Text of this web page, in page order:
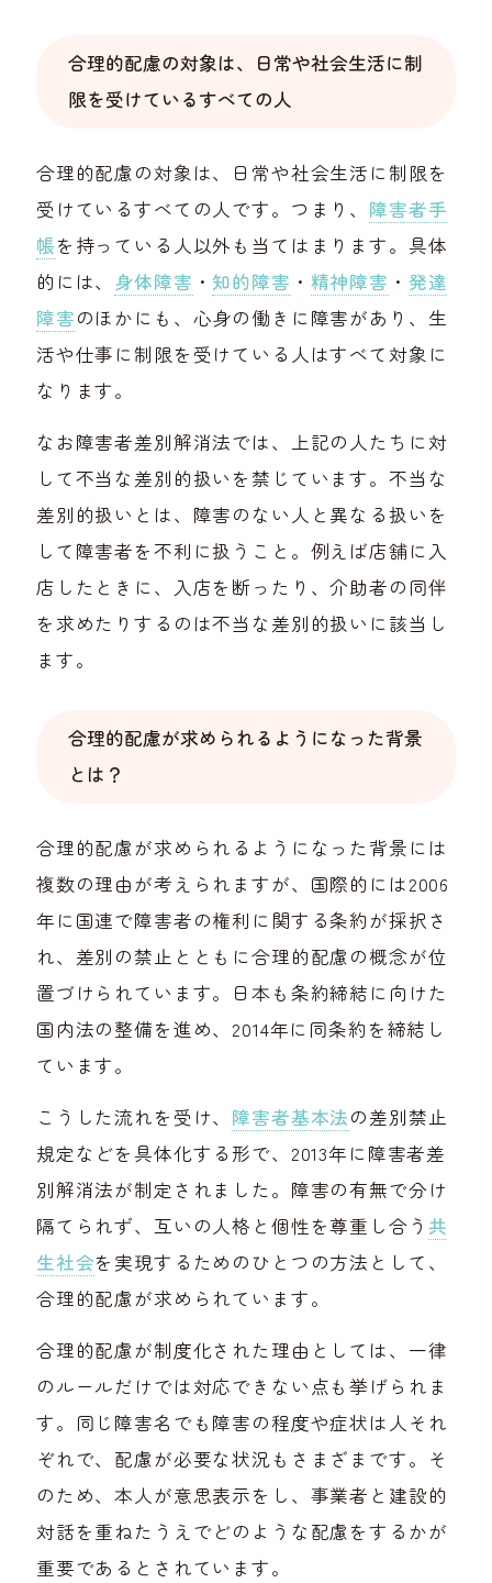
合理的配慮の対象は、日常や社会生活に制
限を受けているすべての人
合理的配慮の対象は、日常や社会生活に制限を
受けているすべての人です。つまり、 障害者手
帳を持っている人以外も当てはまります。具体
的には、 身体障害 ・知的障害 ・ 精神障害 ・ 発達
障害のほかにも、心身の働きに障害があり、生
活や仕事に制限を受けている人はすべて対象に
なります。
なお障害者差別解消法では、上記の人たちに対
して不当な差別的扱いを禁じています。不当な
差別的扱いとは、障害のない人と異なる扱いを
して障害者を不利に扱うこと。例えば店舗に入
店したときに、入店を断ったり、介助者の同伴
を求めたりするのは不当な差別的扱いに該当し
ます。
合理的配慮が求められるようになった背景
とは？
合理的配慮が求められるようになった背景には
複数の理由が考えられますが、国際的には2006
年に国連で障害者の権利に関する条約が採択さ
れ、差別の禁止とともに合理的配慮の概念が位
置づけられています。日本も条約締結に向けた
国内法の整備を進め、2014年に同条約を締結し
ています。
こうした流れを受け、 障害者基本法の差別禁止
規定などを具体化する形で、2013年に障害者差
別解消法が制定されました。障害の有無で分け
隔てられず、互いの人格と個性を尊重し合う 共
生社会を実現するためのひとつの方法として、
合理的配慮が求められています。
合理的配慮が制度化された理由としては、一律
のルールだけでは対応できない点も挙げられま
す。同じ障害名でも障害の程度や症状は人それ
ぞれで、配慮が必要な状況もさまざまです。そ
のため、本人が意思表示をし、事業者と建設的
対話を重ねたうえでどのような配慮をするかが
重要であるとされています。